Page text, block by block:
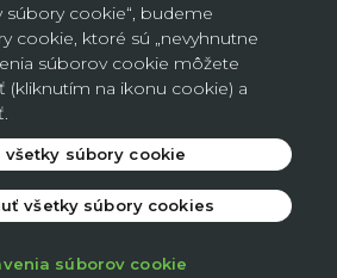
(CZK Kč)
(EUR €)
(EUR €)
© 2026 - Avon.
súbory cookie“, budeme
cookie, ktoré sú „nevyhnutne
súborov cookie môžete
(kliknutím na ikonu cookie) a
súborov cookie
všetky súbory cookies
všetky súbory cookie